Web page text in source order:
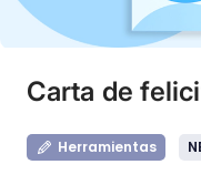
Carta de
Herramientas